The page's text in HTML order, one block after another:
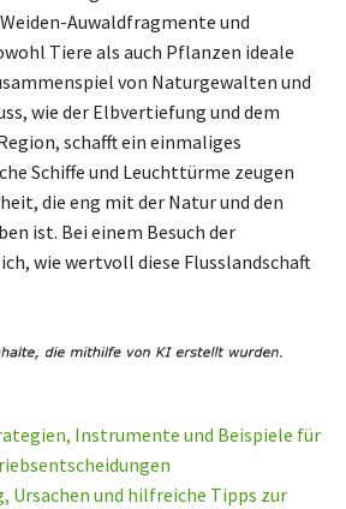
Auwaldfragmente und
Tiere als auch Pflanzen ideale
von Naturgewalten und
wie der Elbvertiefung und dem
schafft ein einmaliges
Schiffe und Leuchttürme zeugen
die eng mit der Natur und den
ist. Bei einem Besuch der
wie wertvoll diese Flusslandschaft
Instrumente und Beispiele für
Ursachen und hilfreiche Tipps zur